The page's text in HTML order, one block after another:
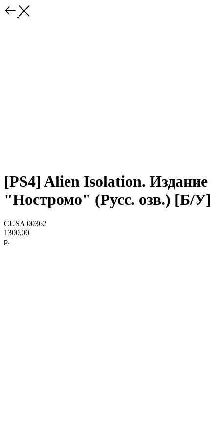
[PS4] Alien Isolation. Издание
"Ностромо" (Русс. озв.) [Б/У]
CUSA 00362
1300,00
р.